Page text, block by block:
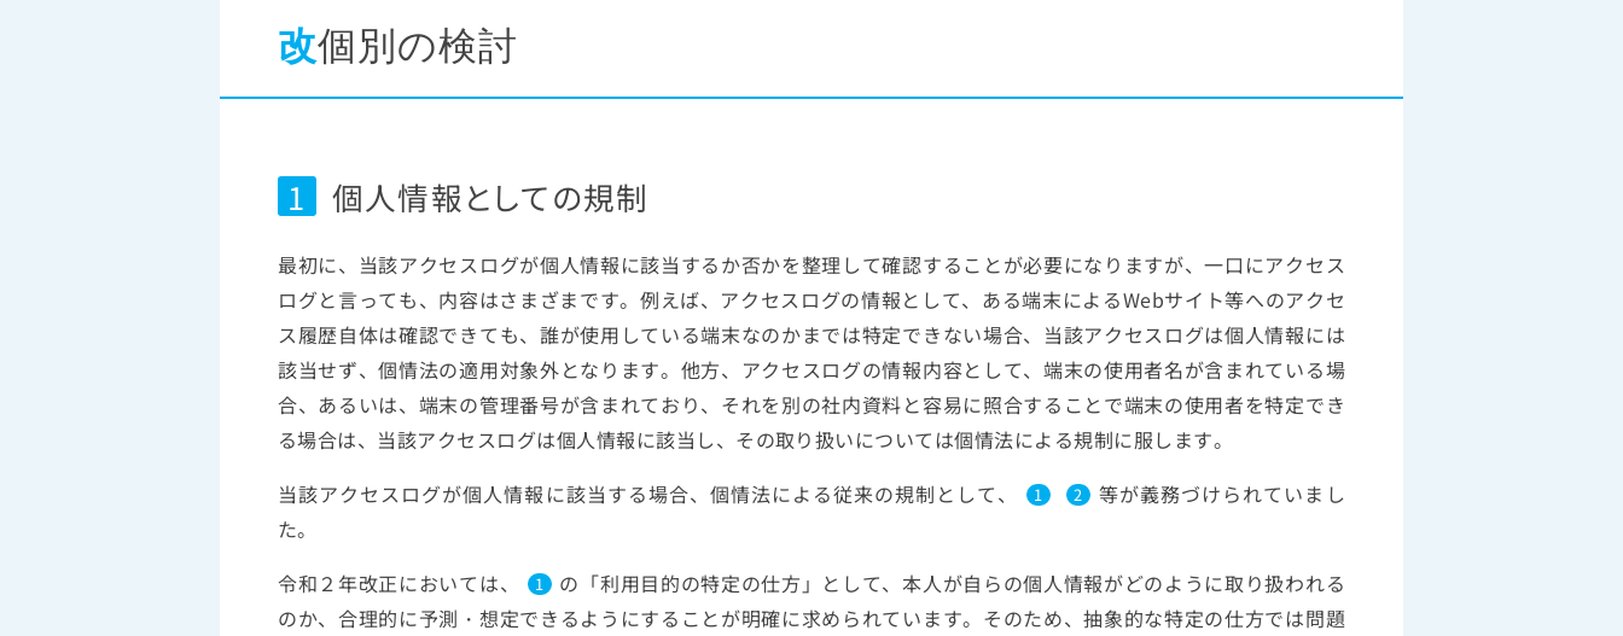
改個別の検討
1 個人情報としての規制
最初に、当該アクセスログが個人情報に該当するか否かを整理して確認することが必要になりますが、一口にアクセス
ログと言っても、内容はさまざまです。例えば、アクセスログの情報として、ある端末によるWebサイト等へのアクセ
ス履歴自体は確認できても、誰が使用している端末なのかまでは特定できない場合、当該アクセスログは個人情報には
該当せず、個情法の適用対象外となります。他方、アクセスログの情報内容として、端末の使用者名が含まれている場
合、あるいは、端末の管理番号が含まれており、それを別の社内資料と容易に照合することで端末の使用者を特定でき
る場合は、当該アクセスログは個人情報に該当し、その取り扱いについては個情法による規制に服します。
当該アクセスログが個人情報に該当する場合、個情法による従来の規制として、
1 2
等が義務づけられていまし
た。
令和２年改正においては、
1
の「利用目的の特定の仕方」として、本人が自らの個人情報がどのように取り扱われる
のか、合理的に予測・想定できるようにすることが明確に求められています。そのため、抽象的な特定の仕方では問題